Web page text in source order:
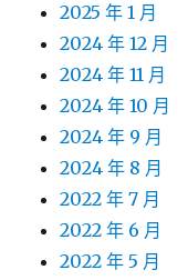
2025 年 1 月
2024 年 12 月
2024 年 11 月
2024 年 10 月
2024 年 9 月
2024 年 8 月
2022 年 7 月
2022 年 6 月
2022 年 5 月